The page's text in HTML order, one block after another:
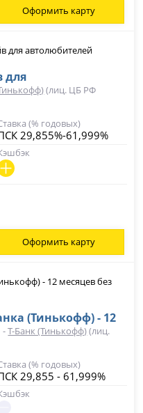
Оформить карту
для
(лиц. ЦБ РФ
(% годовых)
29,855%-61,999%
Оформить карту
(Тинькофф) - 12
-Т-Банк (Тинькофф)(лиц.
(% годовых)
29,855 - 61,999%